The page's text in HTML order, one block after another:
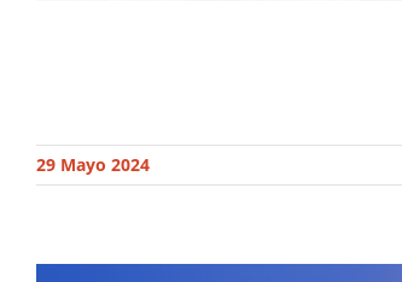
29 Mayo 2024